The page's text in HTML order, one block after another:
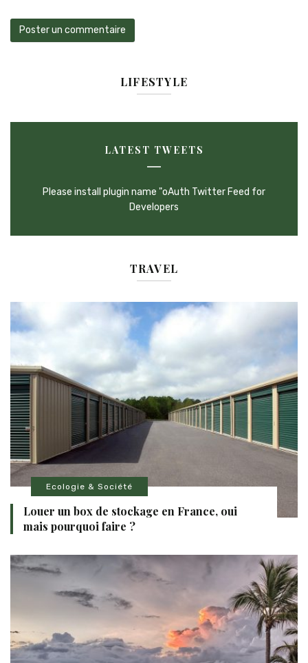
LIFESTYLE
LATEST TWEETS
Please install plugin name "oAuth Twitter Feed for
Developers
TRAVEL
Ecologie & Société
Louer un box de stockage en France, oui
mais pourquoi faire ?